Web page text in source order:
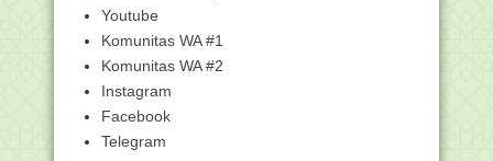
Panduan Aplikasi Pembekalan Materi
Surat Pemberkasan PLPG Kemenag
UM 2017
Manakib ABDUS SHOMAD Al
PALEMBANI (Datu Sanggul)
Cemceman
Youtube
Komunitas WA #1
Komunitas WA #2
Instagram
Facebook
Telegram